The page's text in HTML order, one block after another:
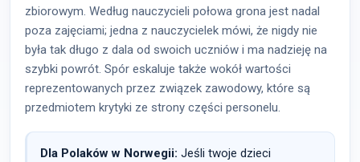
zbiorowym. Według nauczycieli połowa grona jest nadal
poza zajęciami; jedna z nauczycielek mówi, że nigdy nie
była tak długo z dala od swoich uczniów i ma nadzieję na
szybki powrót. Spór eskaluje także wokół wartości
reprezentowanych przez związek zawodowy, które są
przedmiotem krytyki ze strony części personelu.
Dla Polaków w Norwegii: Jeśli twoje dzieci